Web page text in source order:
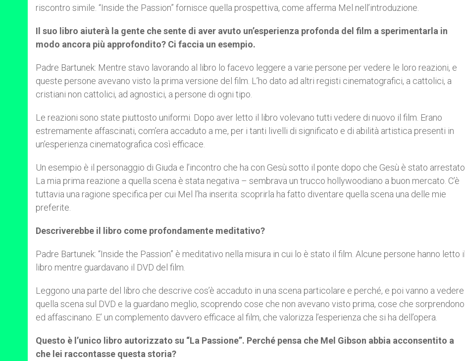
riscontro simile. “Inside the Passion” fornisce quella prospettiva, come afferma Mel nell’introduzione.
Il suo libro aiuterà la gente che sente di aver avuto un’esperienza profonda del film a sperimentarla in
modo ancora più approfondito? Ci faccia un esempio.
Padre Bartunek: Mentre stavo lavorando al libro lo facevo leggere a varie persone per vedere le loro reazioni, e
queste persone avevano visto la prima versione del film. L’ho dato ad altri registi cinematografici, a cattolici, a
cristiani non cattolici, ad agnostici, a persone di ogni tipo.
Le reazioni sono state piuttosto uniformi. Dopo aver letto il libro volevano tutti vedere di nuovo il film. Erano
estremamente affascinati, com’era accaduto a me, per i tanti livelli di significato e di abilità artistica presenti in
un’esperienza cinematografica così efficace.
Un esempio è il personaggio di Giuda e l’incontro che ha con Gesù sotto il ponte dopo che Gesù è stato arrestato.
La mia prima reazione a quella scena è stata negativa – sembrava un trucco hollywoodiano a buon mercato. C’è
tuttavia una ragione specifica per cui Mel l’ha inserita: scoprirla ha fatto diventare quella scena una delle mie
preferite.
Descriverebbe il libro come profondamente meditativo?
Padre Bartunek: “Inside the Passion” è meditativo nella misura in cui lo è stato il film. Alcune persone hanno letto il
libro mentre guardavano il DVD del film.
Leggono una parte del libro che descrive cos’è accaduto in una scena particolare e perché, e poi vanno a vedere
quella scena sul DVD e la guardano meglio, scoprendo cose che non avevano visto prima, cose che sorprendono
ed affascinano. E’ un complemento davvero efficace al film, che valorizza l’esperienza che si ha dell’opera.
Questo è l’unico libro autorizzato su “La Passione”. Perché pensa che Mel Gibson abbia acconsentito a
che lei raccontasse questa storia?